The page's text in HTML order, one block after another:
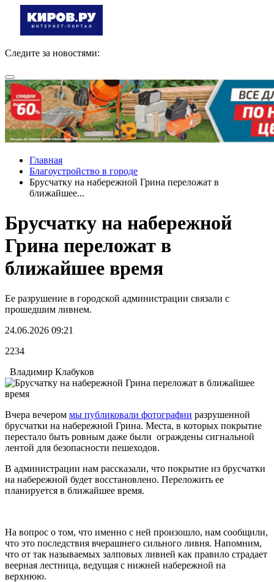
Следите за новостями:
Главная
Благоустройство в городе
Брусчатку на набережной Грина переложат в
ближайшее...
Брусчатку на набережной
Грина переложат в
ближайшее время
Ее разрушение в городской администрации связали с
прошедшим ливнем.
24.06.2026 09:21
2234
Владимир Клабуков
Вчера вечером мы публиковали фотографии разрушенной
брусчатки на набережной Грина. Места, в которых покрытие
перестало быть ровным даже были ограждены сигнальной
лентой для безопасности пешеходов.
В администрации нам рассказали, что покрытие из брусчатки
на набережной будет восстановлено. Переложить ее
планируется в ближайшее время.
На вопрос о том, что именно с ней произошло, нам сообщили,
что это последствия вчерашнего сильного ливня. Напомним,
что от так называемых залповых ливней как правило страдает
веерная лестница, ведущая с нижней набережной на
верхнюю.